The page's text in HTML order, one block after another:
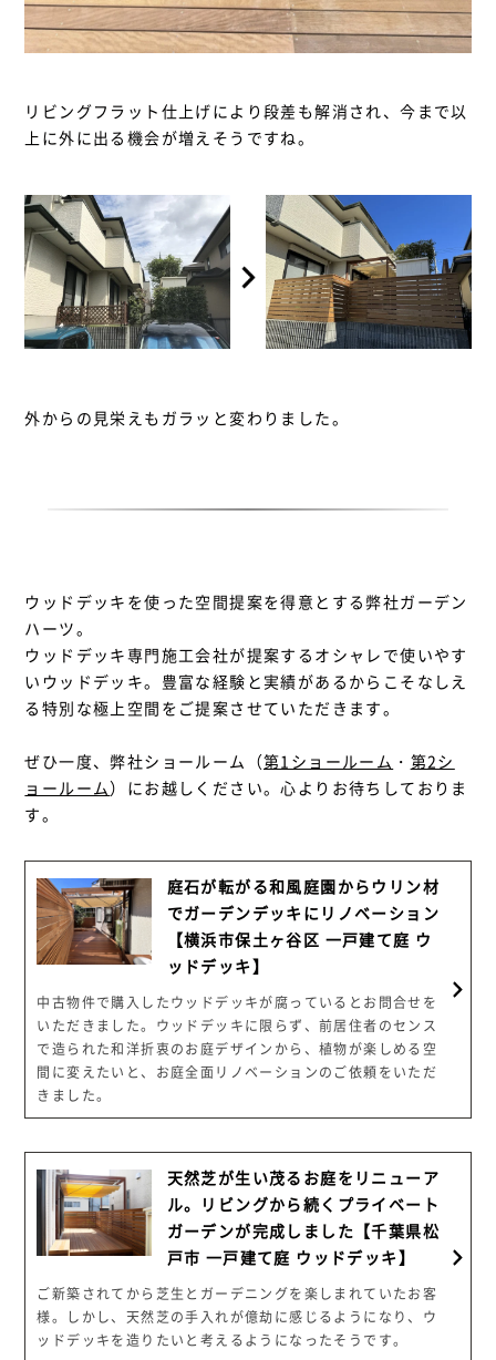
リビングフラット仕上げにより段差も解消され、今まで以
上に外に出る機会が増えそうですね。
外からの見栄えもガラッと変わりました。
ウッドデッキを使った空間提案を得意とする弊社ガーデン
ハーツ。
ウッドデッキ専門施工会社が提案するオシャレで使いやす
いウッドデッキ。豊富な経験と実績があるからこそなしえ
る特別な極上空間をご提案させていただきます。
ぜひ一度、弊社ショールーム（第1ショールーム ・ 第2シ
ョールーム）にお越しください。心よりお待ちしておりま
す。
庭石が転がる和風庭園からウリン材
でガーデンデッキにリノベーション
【横浜市保土ヶ谷区 一戸建て庭 ウ
ッドデッキ】
中古物件で購入したウッドデッキが腐っているとお問合せを
いただきました。ウッドデッキに限らず、前居住者のセンス
で造られた和洋折衷のお庭デザインから、植物が楽しめる空
間に変えたいと、お庭全面リノベーションのご依頼をいただ
きました。
天然芝が生い茂るお庭をリニューア
ル。リビングから続くプライベート
ガーデンが完成しました【千葉県松
戸市 一戸建て庭 ウッドデッキ】
ご新築されてから芝生とガーデニングを楽しまれていたお客
様。しかし、天然芝の手入れが億劫に感じるようになり、ウ
ッドデッキを造りたいと考えるようになったそうです。